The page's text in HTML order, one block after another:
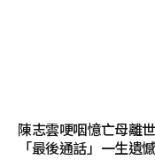
陳志雲哽咽憶亡母離
「最後通話」一生遺憾